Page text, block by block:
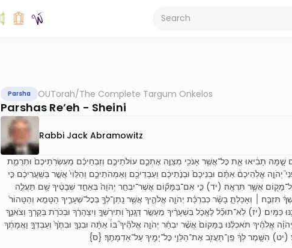
Parsha OUTorah/The Complete Targum Onkelos
Parshas Re’eh - Sheini
Rabbi Jack Abramowitz
שָׁ֣מָּה תָבִ֔יאוּ אֵ֛ת כׇּל־אֲשֶׁ֥ר אָנֹכִ֖י מְצַוֶּ֣ה אֶתְכֶ֑ם עוֹלֹתֵיכֶ֣ם וְזִבְחֵיכֶ֗ם מַעְשְׂרֹֽתֵיכֶם֙ וּתְרֻמַ֣ת
יְהֹוָ֣ה אֱלֹֽהֵיכֶם֒ אַתֶּ֗ם וּבְנֵיכֶם֙ וּבְנֹ֣תֵיכֶ֔ם וְעַבְדֵיכֶ֖ם וְאַמְהֹתֵיכֶ֑ם וְהַלֵּוִי֙ אֲשֶׁ֣ר בְּשַֽׁעֲרֵיכֶ֔ם כִּ֣י
אֲשֶׁ֥ר תִּרְאֶֽה׃ (יד) כִּ֣י אִם־בַּמָּק֞וֹם אֲשֶׁר־יִבְחַ֤ר יְהֹוָה֙ בְּאַחַ֣ד שְׁבָטֶ֔יךָ שָׁ֖ם תַּעֲלֶ֣ה
תִּזְבַּ֣ח ׀ וְאָכַלְתָּ֣ בָשָׂ֗ר כְּבִרְכַּ֨ת יְהֹוָ֧ה אֱלֹהֶ֛יךָ אֲשֶׁ֥ר נָֽתַן־לְךָ֖ בְּכׇל־שְׁעָרֶ֑יךָ הַטָּמֵ֤א וְהַטָּהוֹר֙
כַּמָּֽיִם׃ (יז) לֹֽא־תוּכַ֞ל לֶאֱכֹ֣ל בִּשְׁעָרֶ֗יךָ מַעְשַׂ֤ר דְּגָֽנְךָ֙ וְתִירֹֽשְׁךָ֣ וְיִצְהָרֶ֔ךָ וּבְכֹרֹ֥ת בְּקָרְךָ֖ וְצֹאנֶ֑ךָ
אֱלֹהֶ֜יךָ תֹּאכְלֶ֗נּוּ בַּמָּקוֹם֙ אֲשֶׁ֨ר יִבְחַ֜ר יְהֹוָ֣ה אֱלֹהֶ֘יךָ֮ בּוֹ֒ אַתָּ֨ה וּבִנְךָ֤ וּבִתֶּ֙ךָ֙ וְעַבְדְּךָ֣ וַאֲמָתֶ֔ךָ
הִשָּׁ֣מֶר לְךָ֔ פֶּֽן־תַּעֲזֹ֖ב אֶת־הַלֵּוִ֑י כׇּל־יָמֶ֖יךָ עַל־אַדְמָתֶֽךָ׃ {ס}